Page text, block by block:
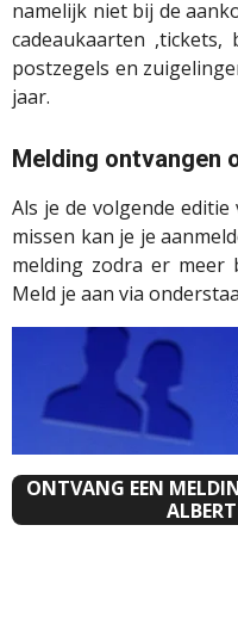
namelijk niet bij de
cadeaukaarten
postzegels en
jaar.
Melding ontvangen
Als je de volgende
missen kan je je
melding zodra er meer
Meld je aan via
ONTVANG EEN